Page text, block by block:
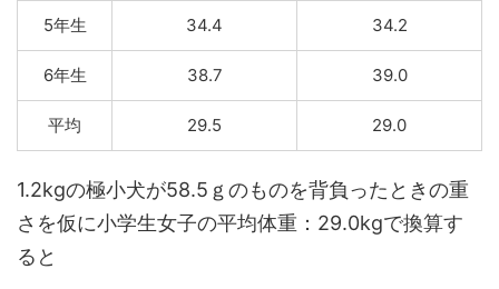
5年生 34.4 34.2
6年生 38.7 39.0
平均 29.5 29.0
1.2kgの極小犬が58.5ｇのものを背負ったときの重
さを仮に小学生女子の平均体重：29.0kgで換算す
ると